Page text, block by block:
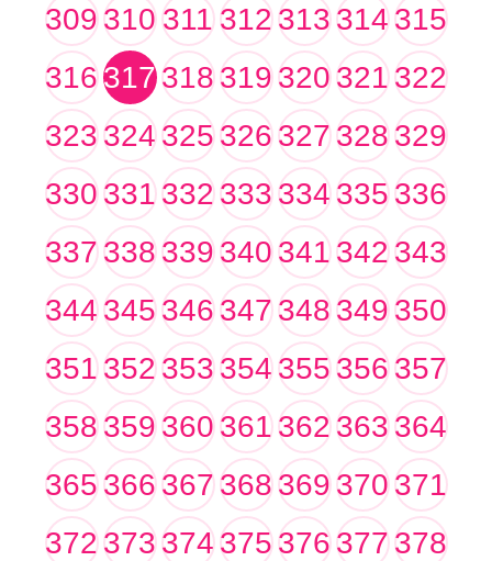
309310311312313314315
316317318319320321322
323324325326327328329
330331332333334335336
337338339340341342343
344345346347348349350
351352353354355356357
358359360361362363364
365366367368369370371
372373374375376377378